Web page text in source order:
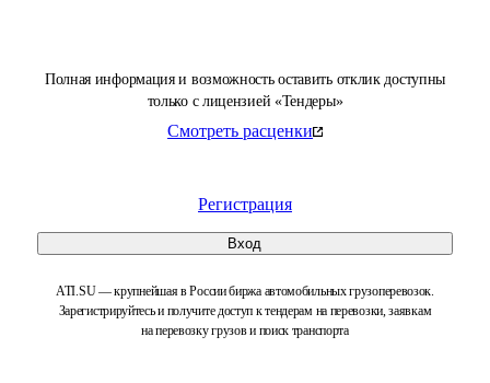
Полная информация и возможность оставить отклик доступны
только с лицензией «Тендеры»
Смотреть расценки
Регистрация
Вход
ATI.SU — крупнейшая в России биржа автомобильных грузоперевозок.
Зарегистрируйтесь и получите доступ к тендерам на перевозки, заявкам
на перевозку грузов и поиск транспорта